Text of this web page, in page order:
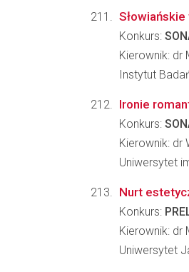
Konkurs:
Kierownik: dr
Instytut
Ironie
Konkurs:
Kierownik: dr
Uniwersytet
Nurt
Konkurs:
Kierownik: dr
Uniwersytet